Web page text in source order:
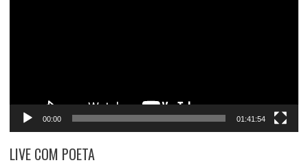
00:00 01:41:54
LIVE COM POETA